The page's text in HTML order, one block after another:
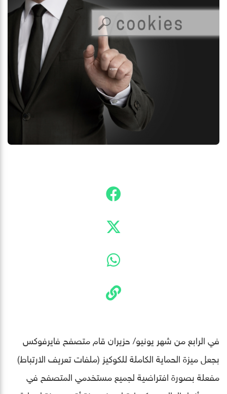
في الرابع من شهر يونيو/ حزيران قام متصفح فايرفوكس
بجعل ميزة الحماية الكاملة للكوكيز (ملفات تعريف الارتباط)
مفعلة بصورة افتراضية لجميع مستخدمي المتصفح في